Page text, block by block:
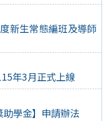
新生常態編班及導師
年3月正式上線
助學金】申請辦法